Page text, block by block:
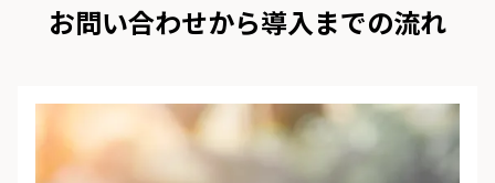
お問い合わせから導入までの流れ